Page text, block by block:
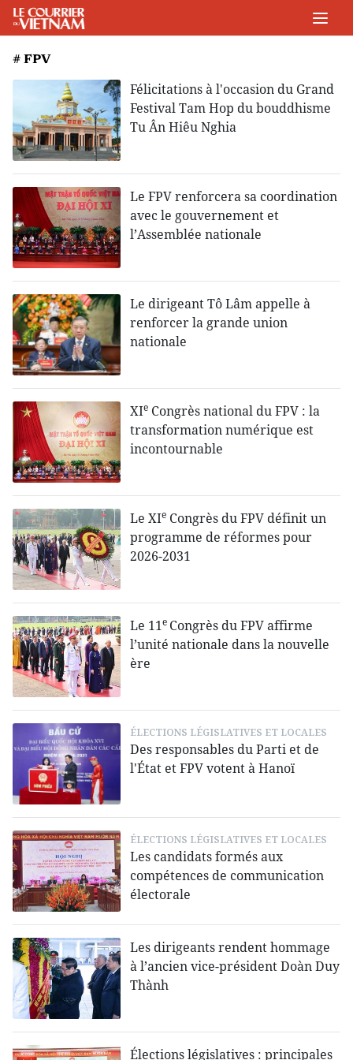
# FPV
Félicitations à l'occasion du Grand
Festival Tam Hop du bouddhisme
Tu Ân Hiêu Nghia
Le FPV renforcera sa coordination
avec le gouvernement et
l’Assemblée nationale
Le dirigeant Tô Lâm appelle à
renforcer la grande union
nationale
XIe Congrès national du FPV : la
transformation numérique est
incontournable
Le XIe Congrès du FPV définit un
programme de réformes pour
2026-2031
Le 11e Congrès du FPV affirme
l’unité nationale dans la nouvelle
ère
ÉLECTIONS LÉGISLATIVES ET LOCALES
Des responsables du Parti et de
l'État et FPV votent à Hanoï
ÉLECTIONS LÉGISLATIVES ET LOCALES
Les candidats formés aux
compétences de communication
électorale
Les dirigeants rendent hommage
à l’ancien vice-président Doàn Duy
Thành
Élections législatives : principales